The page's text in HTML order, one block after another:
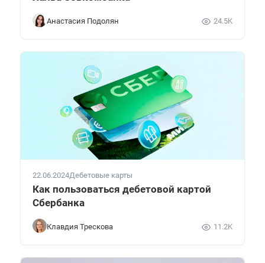
Анастасия Подолян 24.5K
22.06.2024Дебетовые карты
Как пользоваться дебетовой картой
Сбербанка
Клавдия Трескова 11.2K